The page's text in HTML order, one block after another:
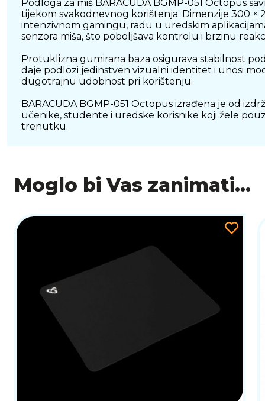
Podloga za miš BARACUDA BGMP-051 Octopus
tijekom svakodnevnog korištenja. Dimenzije 300
intenzivnom gamingu, radu u uredskim
senzora miša, što poboljšava kontrolu i brzinu
Protuklizna gumirana baza osigurava stabilnost
daje podlozi jedinstven vizualni identitet i unosi
dugotrajnu udobnost pri korištenju.
BARACUDA BGMP-051 Octopus izrađena je od
učenike, studente i uredske korisnike koji žele
trenutku.
Moglo bi Vas zanimati...